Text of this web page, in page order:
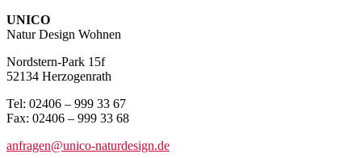
UNICO
Natur Design Wohnen
Nordstern-Park 15f
52134 Herzogenrath
Tel: 02406 – 999 33 67
Fax: 02406 – 999 33 68
anfragen@unico-naturdesign.de